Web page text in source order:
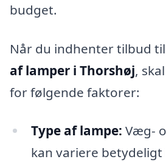
budget.
Når du indhenter tilbud til
af lamper i Thorshøj,
for følgende faktorer:
Type af lampe: Væg-
kan variere